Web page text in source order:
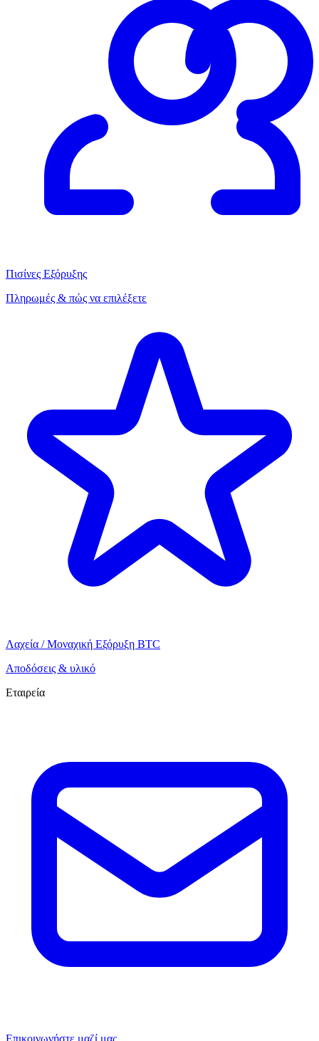
Πισίνες Εξόρυξης
Πληρωμές & πώς να επιλέξετε
Λαχεία / Μοναχική Εξόρυξη BTC
Αποδόσεις & υλικό
Εταιρεία
Επικοινωνήστε μαζί μας